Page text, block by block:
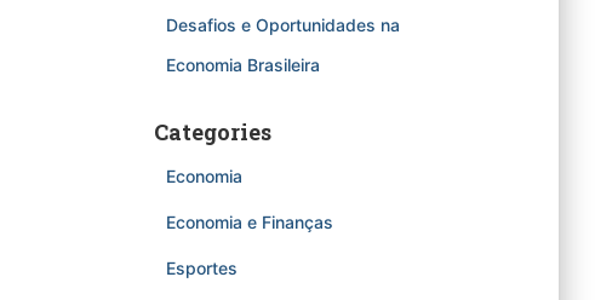
Desafios e Oportunidades na
Economia Brasileira
Categories
Economia
Economia e Finanças
Esportes